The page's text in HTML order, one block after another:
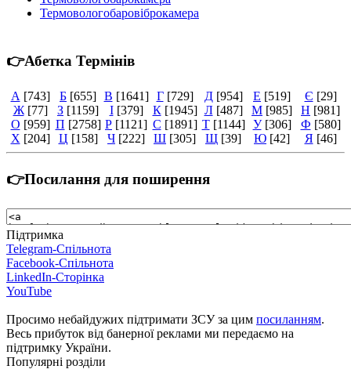
Термовологобаровіброкамера
👉Абетка Термінів
А [743] Б [655] В [1641] Г [729] Д [954] Е [519] Є [29]
Ж [77] З [1159] І [379] К [1945] Л [487] М [985] Н [981]
О [959] П [2758] Р [1121] С [1891] Т [1144] У [306] Ф [580]
Х [204] Ц [158] Ч [222] Ш [305] Щ [39] Ю [42] Я [46]
👉Посилання для поширення
Підтримка
Telegram-Спільнота
Facebook-Спільнота
LinkedIn-Сторінка
YouTube
Просимо небайдужих підтримати ЗСУ за цим посиланням.
Весь прибуток від банерної реклами ми передаємо на
підтримку України.
Популярні розділи